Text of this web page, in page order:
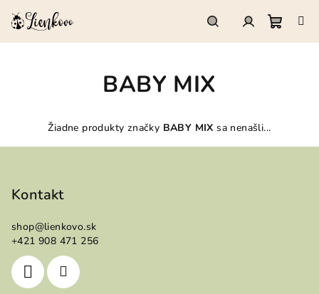
HľadaťPrihlásenie
BABY MIX
Žiadne produkty značky BABY MIX sa nenašli...
Kontakt
shop@lienkovo.sk
+421 908 471 256